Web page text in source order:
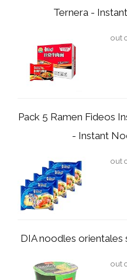
Ternera -
out
Pack 5 Ramen Fideos
- Instant
out
DIA noodles orientales
out